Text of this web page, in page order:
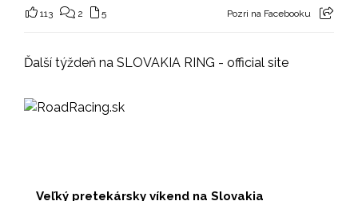
113 2 5 Pozri na Facebooku
Ďalší týždeň na SLOVAKIA RING - official site
Veľký pretekársky víkend na Slovakia